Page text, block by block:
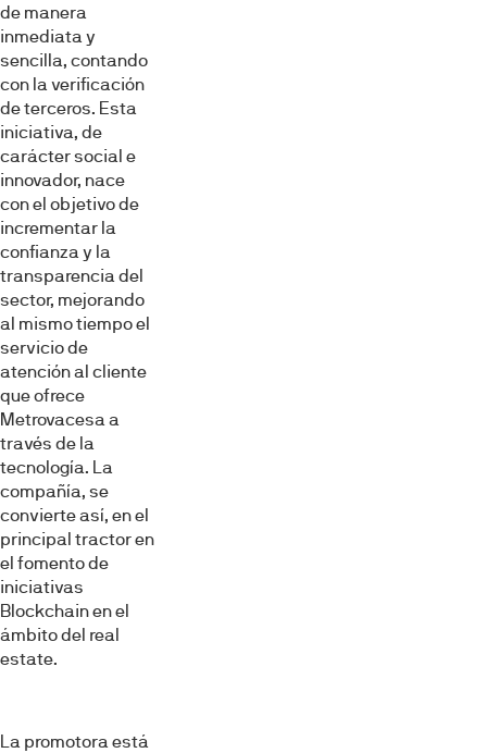
de manera
inmediata y
sencilla, contando
con la verificación
de terceros. Esta
iniciativa, de
carácter social e
innovador, nace
con el objetivo de
incrementar la
confianza y la
transparencia del
sector, mejorando
al mismo tiempo el
servicio de
atención al cliente
que ofrece
Metrovacesa a
través de la
tecnología. La
compañía, se
convierte así, en el
principal tractor en
el fomento de
iniciativas
Blockchain en el
ámbito del real
estate.
La promotora está